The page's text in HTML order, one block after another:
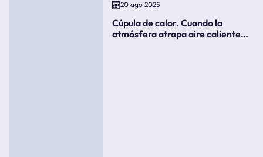
20 ago 2025
Cúpula de calor. Cuando la
atmósfera atrapa aire caliente